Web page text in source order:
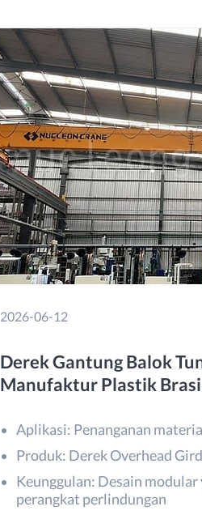
2026-06-12
Derek Gantung Balok
Manufaktur Plastik
Aplikasi: Penanganan
Produk: Derek Overhead
Keunggulan: Desain
perangkat perlindungan